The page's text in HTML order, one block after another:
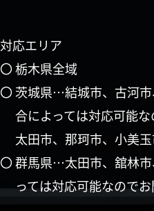
対応エリア
〇 栃木県全域
〇 茨城県…結城市、古河
合によっては対応可能
太田市、那珂市、小美
〇 群馬県…太田市、舘林
っては対応可能なので